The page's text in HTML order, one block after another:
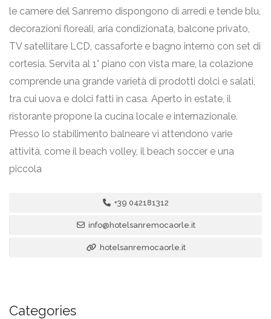
le camere del Sanremo dispongono di arredi e tende blu,
decorazioni floreali, aria condizionata, balcone privato,
TV satellitare LCD, cassaforte e bagno interno con set di
cortesia. Servita al 1° piano con vista mare, la colazione
comprende una grande varietà di prodotti dolci e salati,
tra cui uova e dolci fatti in casa. Aperto in estate, il
ristorante propone la cucina locale e internazionale.
Presso lo stabilimento balneare vi attendono varie
attività, come il beach volley, il beach soccer e una
piccola
+39 042181312
info@hotelsanremocaorle.it
hotelsanremocaorle.it
Categories